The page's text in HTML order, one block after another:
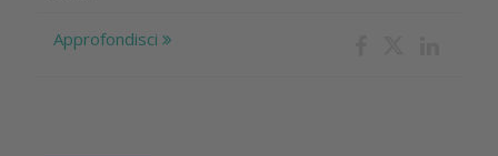
Approfondisci